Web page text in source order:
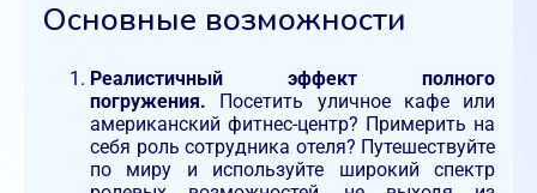
Основные возможности
Реалистичный эффект полного
погружения. Посетить уличное кафе или
американский фитнес-центр? Примерить на
себя роль сотрудника отеля? Путешествуйте
по миру и используйте широкий спектр